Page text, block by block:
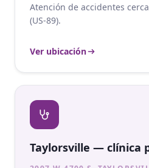
Atención de accidentes
(US-89).
Ver ubicación
Taylorsville — clínica